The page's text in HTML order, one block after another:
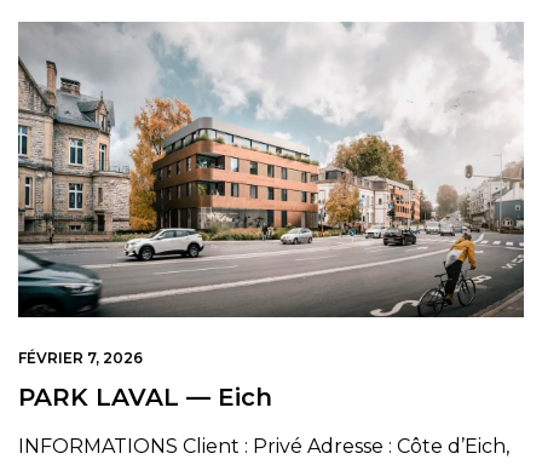
FÉVRIER 7, 2026
PARK LAVAL — Eich
INFORMATIONS Client : Privé Adresse : Côte d’Eich,